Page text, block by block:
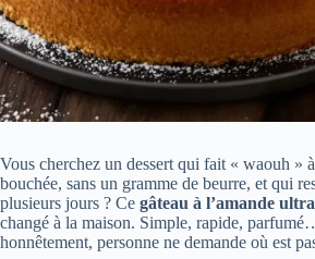
Vous cherchez un dessert qui fait « waouh »
bouchée, sans un gramme de beurre, et qui
plusieurs jours ? Ce gâteau à l’amande
changé à la maison. Simple, rapide,
honnêtement, personne ne demande où est